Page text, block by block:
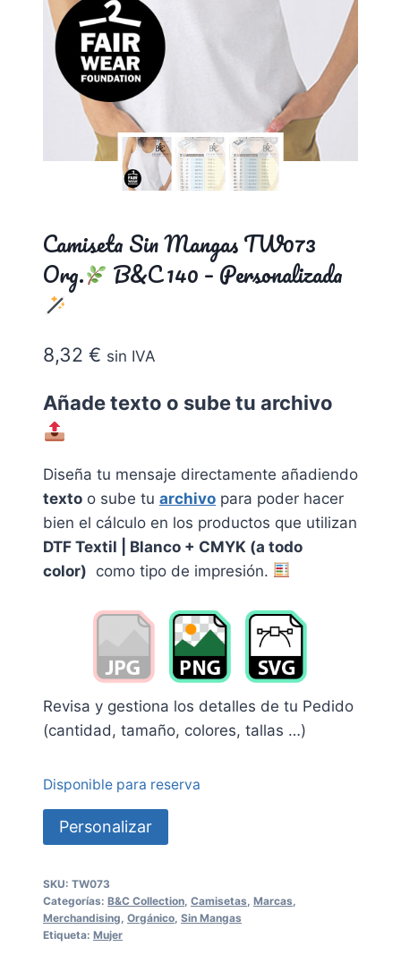
Camiseta Sin Mangas TW073
Org.
B&C 140 – Personalizada
8,32 € sin IVA
Añade texto o sube tu archivo
Diseña tu mensaje directamente añadiendo
texto o sube tu archivo para poder hacer
bien el cálculo en los productos que utilizan
DTF Textil | Blanco + CMYK (a todo
color) como tipo de impresión.
Revisa y gestiona los detalles de tu Pedido
(cantidad, tamaño, colores, tallas …)
Disponible para reserva
Personalizar
SKU: TW073
Categorías: B&C Collection, Camisetas, Marcas,
Merchandising, Orgánico, Sin Mangas
Etiqueta: Mujer